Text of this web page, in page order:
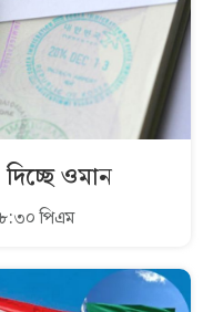
ওমান
পিএম